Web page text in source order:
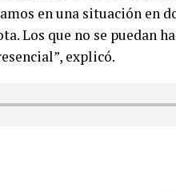
en una situación en
Los que no se puedan
explicó.